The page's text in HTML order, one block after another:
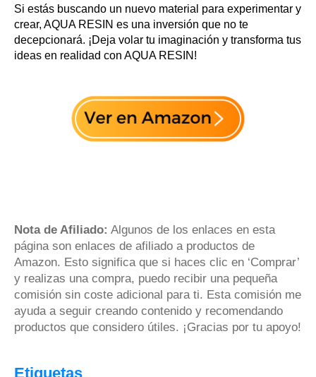
Si estás buscando un nuevo material para experimentar y
crear, AQUA RESIN es una inversión que no te
decepcionará. ¡Deja volar tu imaginación y transforma tus
ideas en realidad con AQUA RESIN!
Nota de Afiliado: Algunos de los enlaces en esta
página son enlaces de afiliado a productos de
Amazon. Esto significa que si haces clic en ‘Comprar’
y realizas una compra, puedo recibir una pequeña
comisión sin coste adicional para ti. Esta comisión me
ayuda a seguir creando contenido y recomendando
productos que considero útiles. ¡Gracias por tu apoyo!
Etiquetas